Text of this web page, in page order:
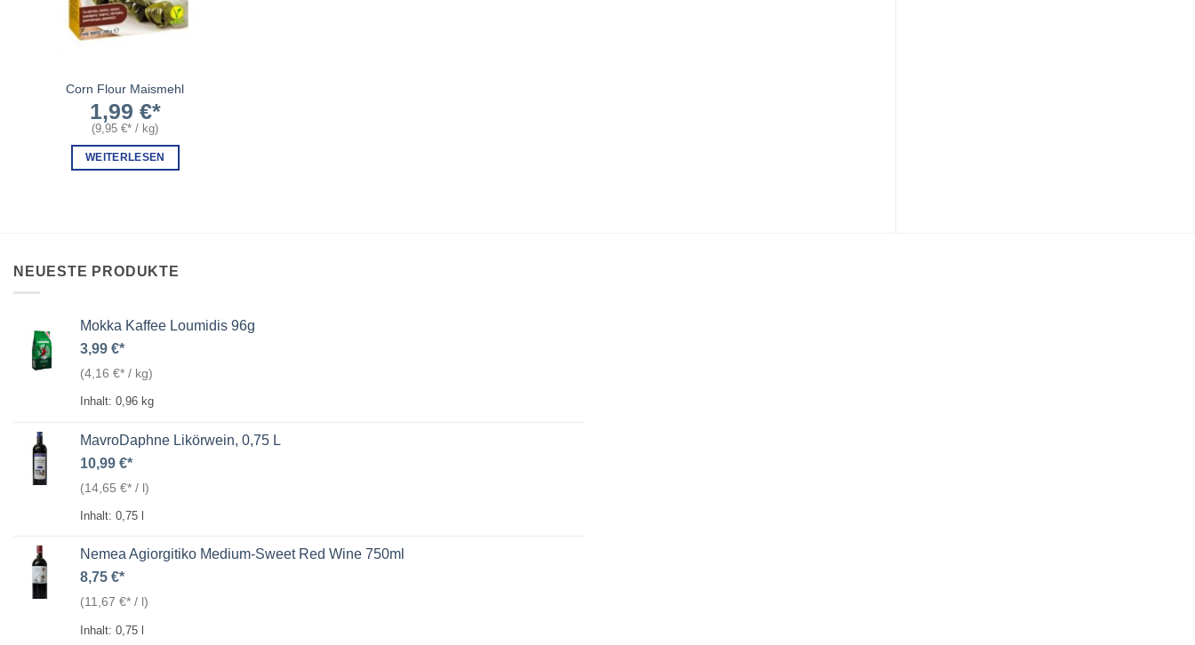
Corn Flour Maismehl
1,99 €
(9,95€ / kg)
WEITERLESEN
NEUESTE PRODUKTE
Mokka Kaffee Loumidis 96g
3,99 €
(4,16 € / kg)
Inhalt: 0,96 kg
MavroDaphne Likörwein, 0,75 L
10,99 €
(14,65 € / l)
Inhalt: 0,75
Nemea Agiorgitiko Medium-Sweet Red Wine 750ml
8,75 €
(11,67 € / l)
Inhalt: 0,75 l